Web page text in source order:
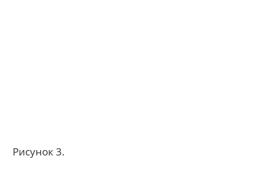
Рисунок 3.